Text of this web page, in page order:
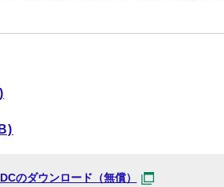
のダウンロード（無償）